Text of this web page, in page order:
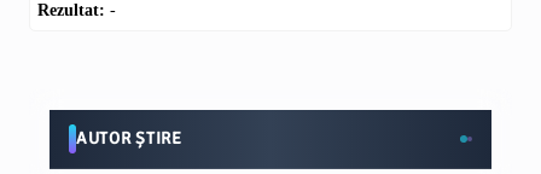
Rezultat: -
AUTOR ȘTIRE